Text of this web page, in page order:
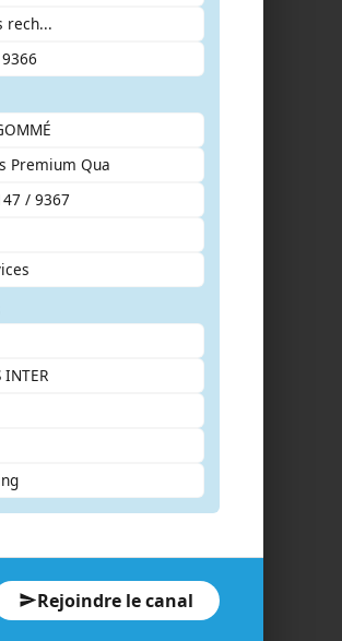
rech...
Premium Qua
/ 9367
INTER
Rejoindre le canal